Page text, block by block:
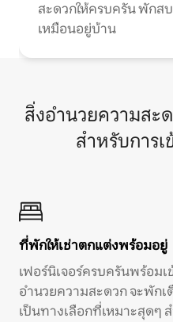
สะดวกให้ครบครัน พักส
เหมือนอยู่บ้าน
สิ่งอำนวยความสะ
สำหรับการเ
ที่พักให้เช่าตกแต่งพร้อมอยู่
เฟอร์นิเจอร์ครบครันพร้อม
อำนวยความสะดวก จะพัก
เป็นทางเลือกที่เหมาะสุดๆ